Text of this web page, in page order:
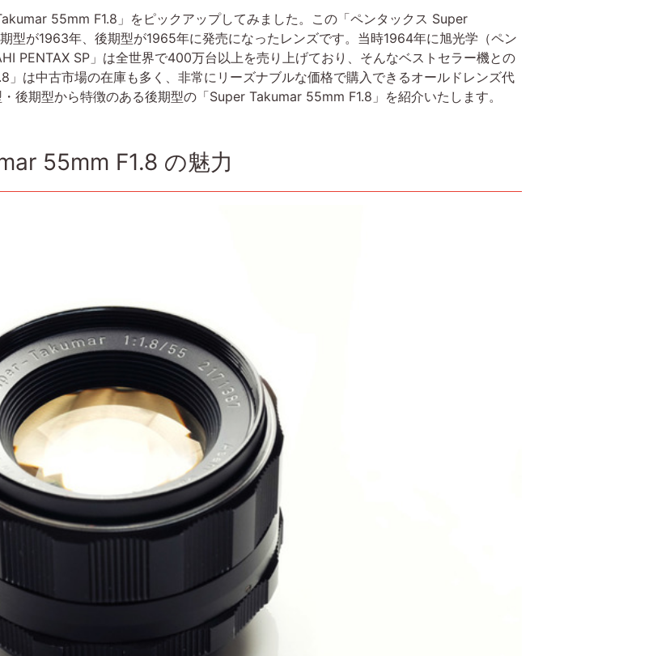
55mm F1.8」をピックアップしてみました。この「ペンタックス Super
型が1963年、後期型が1965年に発売になったレンズです。当時1964年に旭光学（ペン
PENTAX SP」は全世界で400万台以上を売り上げており、そんなベストセラー機との
は中古市場の在庫も多く、非常にリーズナブルな価格で購入できるオールドレンズ代
後期型から特徴のある後期型の「Super Takumar 55mm F1.8」を紹介いたします。
55mm F1.8 の魅力